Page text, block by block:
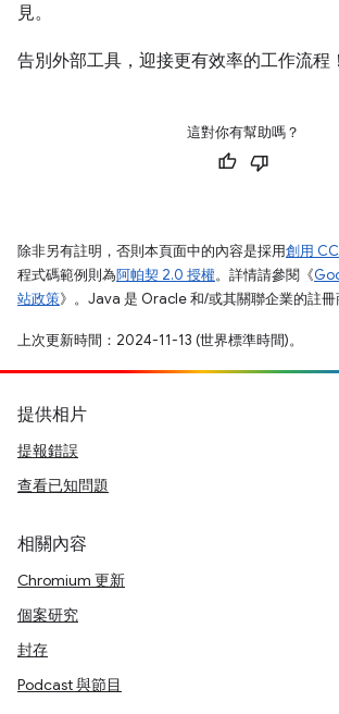
見。
告別外部工具，迎接更有效率的工作流程！
這對你有幫助嗎？
除非另有註明，否則本頁面中的內容是採用創用
程式碼範例則為阿帕契 2.0 授權。詳情請參閱《
站政策》。Java 是 Oracle 和/或其關聯企業的註冊
上次更新時間：2024-11-13 (世界標準時間)。
提供相片
提報錯誤
查看已知問題
相關內容
Chromium 更新
個案研究
封存
Podcast 與節目